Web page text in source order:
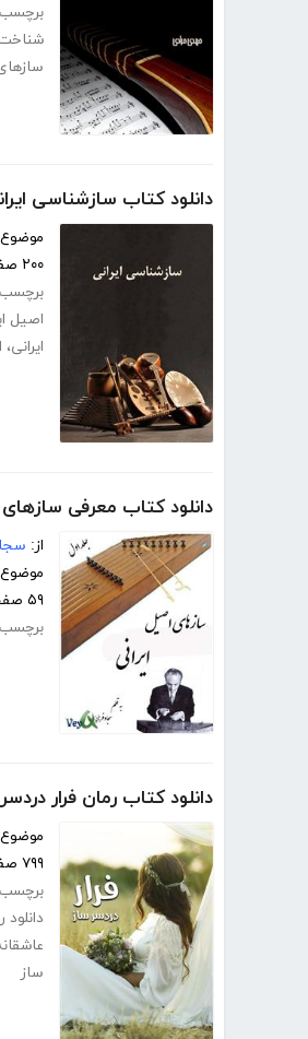
دانلود کتاب سازشناسی
۲۰۰ صفحه
اصیل
ایرانی،
دانلود کتاب معرفی سازهای
از:
۵۹ صفحه
دانلود کتاب رمان فرار
۷۹۹ صفحه
ساز